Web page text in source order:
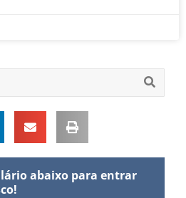
abaixo para entrar